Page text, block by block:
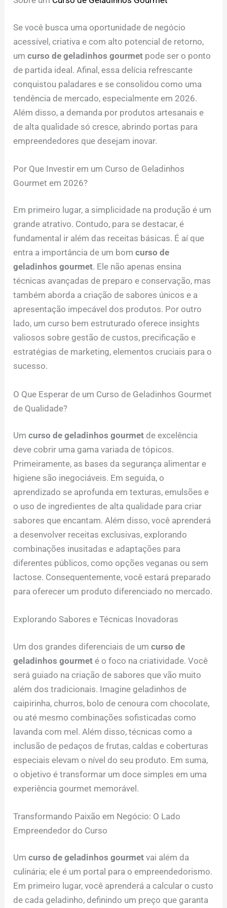
Se você busca uma oportunidade de negócio
acessível, criativa e com alto potencial de retorno,
umcurso de geladinhos gourmet pode ser o ponto
de partida ideal. Afinal, essa delícia refrescante
conquistou paladares e se consolidou como uma
tendência de mercado, especialmente em 2026.
Além disso, a demanda por produtos artesanais e
de alta qualidade só cresce, abrindo portas para
empreendedores que desejam inovar.
Por Que Investir em um Curso de Geladinhos
Gourmet em 2026?
Em primeiro lugar, a simplicidade na produção é um
grande atrativo. Contudo, para se destacar, é
fundamental ir além das receitas básicas. É aí que
entra a importância de um bomcurso de
geladinhos gourmet. Ele não apenas ensina
técnicas avançadas de preparo e conservação, mas
também aborda a criação de sabores únicos e a
apresentação impecável dos produtos. Por outro
lado, um curso bem estruturado oferece insights
valiosos sobre gestão de custos, precificação e
estratégias de marketing, elementos cruciais para o
sucesso.
O Que Esperar de um Curso de Geladinhos Gourmet
de Qualidade?
Umcurso de geladinhos gourmet de excelência
deve cobrir uma gama variada de tópicos.
Primeiramente, as bases da segurança alimentar e
higiene são inegociáveis. Em seguida, o
aprendizado se aprofunda em texturas, emulsões e
o uso de ingredientes de alta qualidade para criar
sabores que encantam. Além disso, você aprenderá
a desenvolver receitas exclusivas, explorando
combinações inusitadas e adaptações para
diferentes públicos, como opções veganas ou sem
lactose. Consequentemente, você estará preparado
para oferecer um produto diferenciado no mercado.
Explorando Sabores e Técnicas Inovadoras
Um dos grandes diferenciais de umcurso de
geladinhos gourmet é o foco na criatividade. Você
será guiado na criação de sabores que vão muito
além dos tradicionais. Imagine geladinhos de
caipirinha, churros, bolo de cenoura com chocolate,
ou até mesmo combinações sofisticadas como
lavanda com mel. Além disso, técnicas como a
inclusão de pedaços de frutas, caldas e coberturas
especiais elevam o nível do seu produto. Em suma,
o objetivo é transformar um doce simples em uma
experiência gourmet memorável.
Transformando Paixão em Negócio: O Lado
Empreendedor do Curso
Umcurso de geladinhos gourmet vai além da
culinária; ele é um portal para o empreendedorismo.
Em primeiro lugar, você aprenderá a calcular o custo
de cada geladinho, definindo um preço que garanta